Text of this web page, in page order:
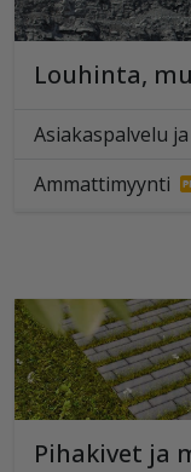
Louhinta,
Asiakaspalvelu
Ammattimyynti
Pihakivet ja